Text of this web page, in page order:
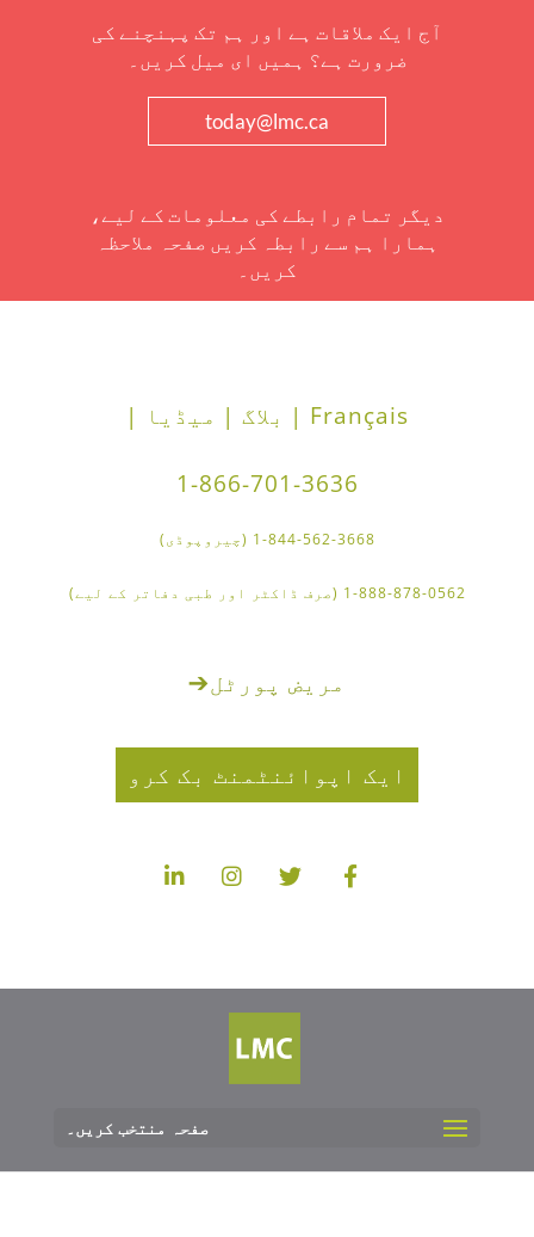
آج ایک ملاقات ہے اور ہم تک پہنچنے کی
ضرورت ہے؟ ہمیں ای میل کریں۔
today@lmc.ca
دیگر تمام رابطے کی معلومات کے لیے،
ہمارا ہم سے رابطہ کریں صفحہ ملاحظہ
کریں۔
Français | بلاگ | میڈیا |
1-866-701-3636
1-844-562-3668 (چیروپوڈی)
1-888-878-0562 (صرف ڈاکٹر اور طبی دفاتر کے لیے)
مریض پورٹل➔
ایک اپوائنٹمنٹ بک کرو
صفحہ منتخب کریں۔